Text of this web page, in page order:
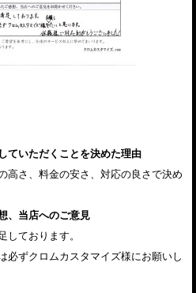
ていただくことを決めた理由
高さ、料金の安さ、対応の良さで決め
、当店へのご意見
しております。
必ずクロムカスタマイズ様にお願いし